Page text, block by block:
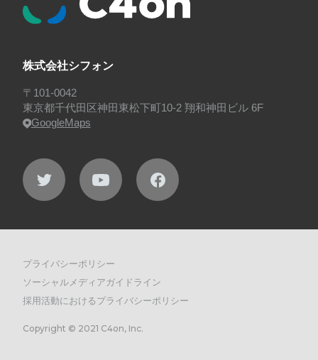
プロジェクト・サービス
#行事
株式会社シフォン
〒101-0042
東京都千代田区神田東松下町10-2 翔和神田ビル 6F
GoogleMaps
プライバシーポリシー
ソーシャルメディアガイドライン
採用活動におけるプライバシーポリシー
Copyright © 2021 C4on, Inc.